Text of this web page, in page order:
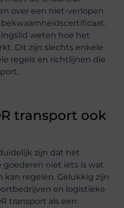
over een niet-verlopen
weten hoe het
Dit zijn slechts enkele
regels en richtlijnen die
transport ook
zijn dat het
goederen niet iets is wat
kan regelen. Gelukkig zijn
en logistieke
transport als een